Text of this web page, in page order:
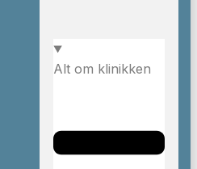
Alt om klinikken